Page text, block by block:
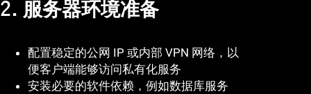
2. 服务器环境准备
配置稳定的公网 IP 或内部 VPN 网络，以
便客户端能够访问私有化服务
安装必要的软件依赖，例如数据库服务